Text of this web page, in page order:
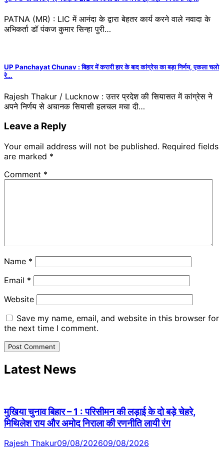
PATNA (MR) : LIC में आनंदा के द्वारा बेहतर कार्य करने वाले नवादा के
अभिकर्ता डॉ पंकज कुमार सिन्हा पुरी…
UP Panchayat Chunav : बिहार में करारी हार के बाद कांग्रेस का बड़ा निर्णय, एकला चलो
रे…
Rajesh Thakur / Lucknow : उत्तर प्रदेश की सियासत में कांग्रेस ने
अपने निर्णय से अचानक सियासी हलचल मचा दी…
Leave a Reply
Your email address will not be published. Required fields
are marked *
Comment *
Name *
Email *
Website
Save my name, email, and website in this browser for
the next time I comment.
Latest News
मुखिया चुनाव बिहार – 1 : परिसीमन की लड़ाई के दो बड़े चेहरे,
मिथिलेश राय और अमोद निराला की रणनीति लायी रंग
Rajesh Thakur09/08/202609/08/2026